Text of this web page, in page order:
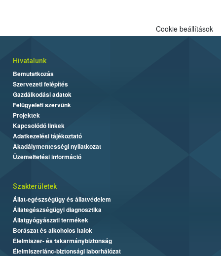
Cookie beállítások
Hivatalunk
Bemutatkozás
Szervezeti felépítés
Gazdálkodási adatok
Felügyeleti szervünk
Projektek
Kapcsolódó linkek
Adatkezelési tájékoztató
Akadálymentességi nyilatkozat
Üzemeltetési információ
Szakterületek
Állat-egészségügy és állatvédelem
Állategészségügyi diagnosztika
Állatgyógyászati termékek
Borászat és alkoholos italok
Élelmiszer- és takarmánybiztonság
Élelmiszerlánc-biztonsági laborhálózat